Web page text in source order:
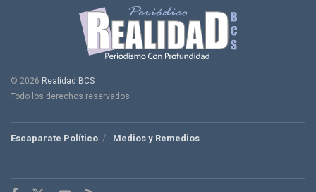
© 2026 Realidad BCS
Todo los derechos reservados
Escaparate Político Medios y Remedios